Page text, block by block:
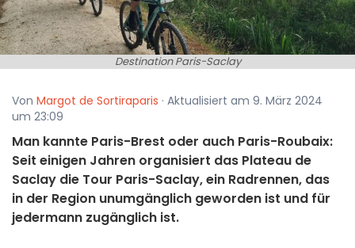
Destination Paris-Saclay
Von Margot de Sortiraparis · Aktualisiert am 9. März 2024
um 23:09
Man kannte Paris-Brest oder auch Paris-Roubaix:
Seit einigen Jahren organisiert das Plateau de
Saclay die Tour Paris-Saclay, ein Radrennen, das
in der Region unumgänglich geworden ist und für
jedermann zugänglich ist.